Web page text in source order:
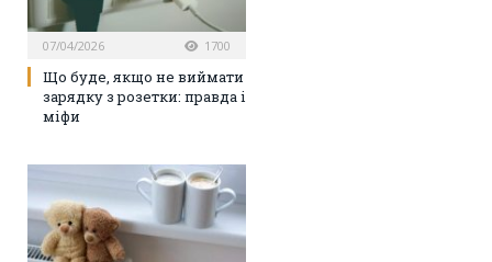
07/04/2026 1700
Що буде, якщо не виймати
зарядку з розетки: правда і
міфи